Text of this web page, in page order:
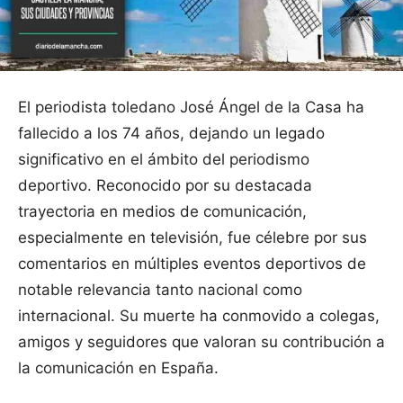
El periodista toledano José Ángel de la Casa ha
fallecido a los 74 años, dejando un legado
significativo en el ámbito del periodismo
deportivo. Reconocido por su destacada
trayectoria en medios de comunicación,
especialmente en televisión, fue célebre por sus
comentarios en múltiples eventos deportivos de
notable relevancia tanto nacional como
internacional. Su muerte ha conmovido a colegas,
amigos y seguidores que valoran su contribución a
la comunicación en España.